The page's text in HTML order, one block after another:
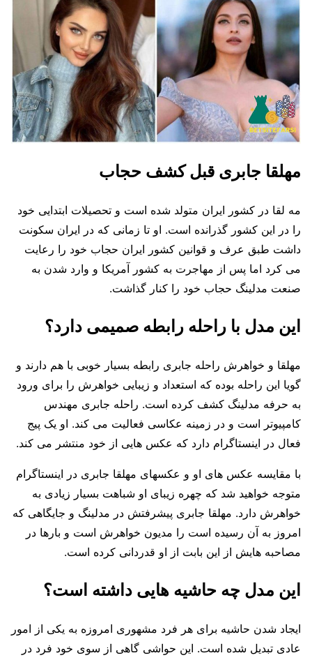
مهلقا جابری قبل کشف حجاب
مه لقا در کشور ایران متولد شده است و تحصیلات ابتدایی خود
را در این کشور گذرانده است. او تا زمانی که در ایران سکونت
داشت طبق عرف و قوانین کشور ایران حجاب خود را رعایت
می کرد اما پس از مهاجرت به کشور آمریکا و وارد شدن به
صنعت مدلینگ حجاب خود را کنار گذاشت.
این مدل با راحله رابطه صمیمی دارد؟
مهلقا و خواهرش راحله جابری رابطه بسیار خوبی با هم دارند و
گویا این راحله بوده که استعداد و زیبایی خواهرش را برای ورود
به حرفه مدلینگ کشف کرده است. راحله جابری مهندس
کامپیوتر است و در زمینه عکاسی فعالیت می کند. او یک پیج
فعال در اینستاگرام دارد که عکس هایی از خود منتشر می کند.
با مقایسه عکس های او و عکسهای مهلقا جابری در اینستاگرام
متوجه خواهید شد که چهره زیبای او شباهت بسیار زیادی به
خواهرش دارد. مهلقا جابری پیشرفتش در مدلینگ و جایگاهی که
امروز به آن رسیده است را مدیون خواهرش است و بارها در
مصاحبه هایش از این بابت از او قدردانی کرده است.
این مدل چه حاشیه هایی داشته است؟
ایجاد شدن حاشیه برای هر فرد مشهوری امروزه به یکی از امور
عادی تبدیل شده است. این حواشی گاهی از سوی خود فرد در